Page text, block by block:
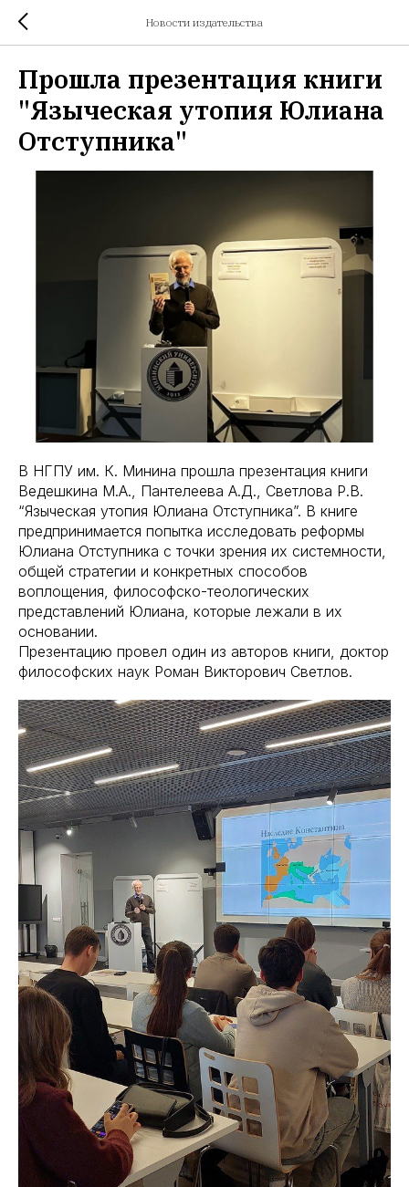
Новости издательства
Прошла презентация книги
"Языческая утопия Юлиана
Отступника"
В НГПУ им. К. Минина прошла презентация книги
Ведешкина М.А., Пантелеева А.Д., Светлова Р.В.
“Языческая утопия Юлиана Отступника”. В книге
предпринимается попытка исследовать реформы
Юлиана Отступника с точки зрения их системности,
общей стратегии и конкретных способов
воплощения, философско-теологических
представлений Юлиана, которые лежали в их
основании.
Презентацию провел один из авторов книги, доктор
философских наук Роман Викторович Светлов.